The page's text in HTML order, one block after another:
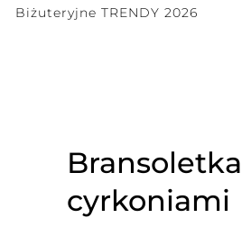
Biżuteryjne TRENDY 2026
cyrkoniami